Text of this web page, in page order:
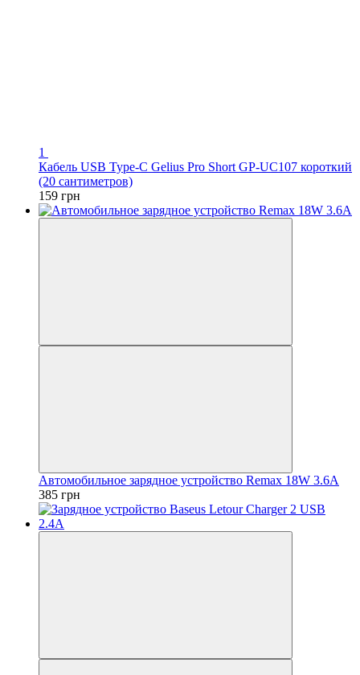
1
Кабель USB Type-C Gelius Pro Short GP-UC107 короткий
(20 сантиметров)
159 грн
Автомобильное зарядное устройство Remax 18W 3.6A
385 грн